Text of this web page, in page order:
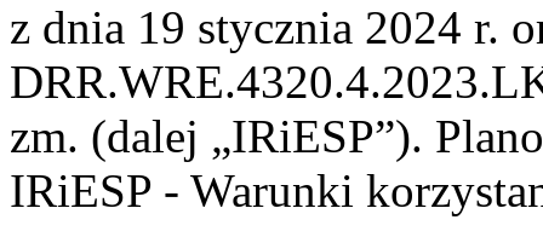
z dnia 19 stycznia 2024 r.
zm. (dalej „IRiESP”).
IRiESP - Warunki